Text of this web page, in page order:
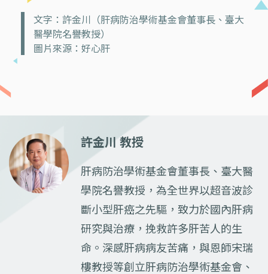
文字：許金川（肝病防治學術基金會董事長、臺大
醫學院名譽教授）
圖片來源：好心肝
許金川 教授
肝病防治學術基金會董事長、臺大醫
學院名譽教授，為全世界以超音波診
斷小型肝癌之先驅，致力於國內肝病
研究與治療，挽救許多肝苦人的生
命。深感肝病病友苦痛，與恩師宋瑞
樓教授等創立肝病防治學術基金會、